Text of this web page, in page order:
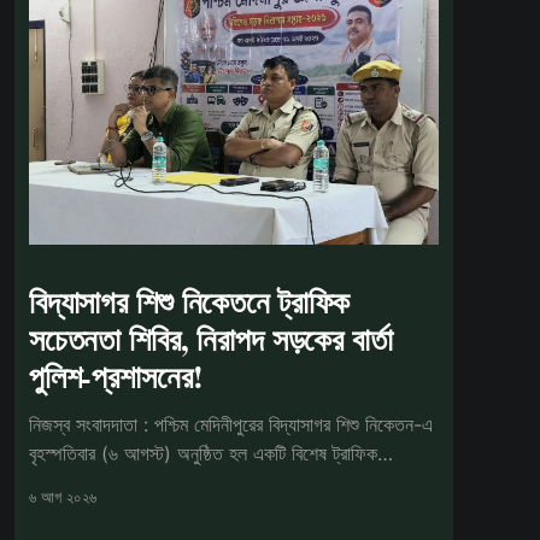
বিদ্যাসাগর শিশু নিকেতনে ট্রাফিক
সচেতনতা শিবির, নিরাপদ সড়কের বার্তা
পুলিশ-প্রশাসনের!
নিজস্ব সংবাদদাতা : পশ্চিম মেদিনীপুরের বিদ্যাসাগর শিশু নিকেতন-এ
বৃহস্পতিবার (৬ আগস্ট) অনুষ্ঠিত হল একটি বিশেষ ট্রাফিক
৬ আগ ২০২৬